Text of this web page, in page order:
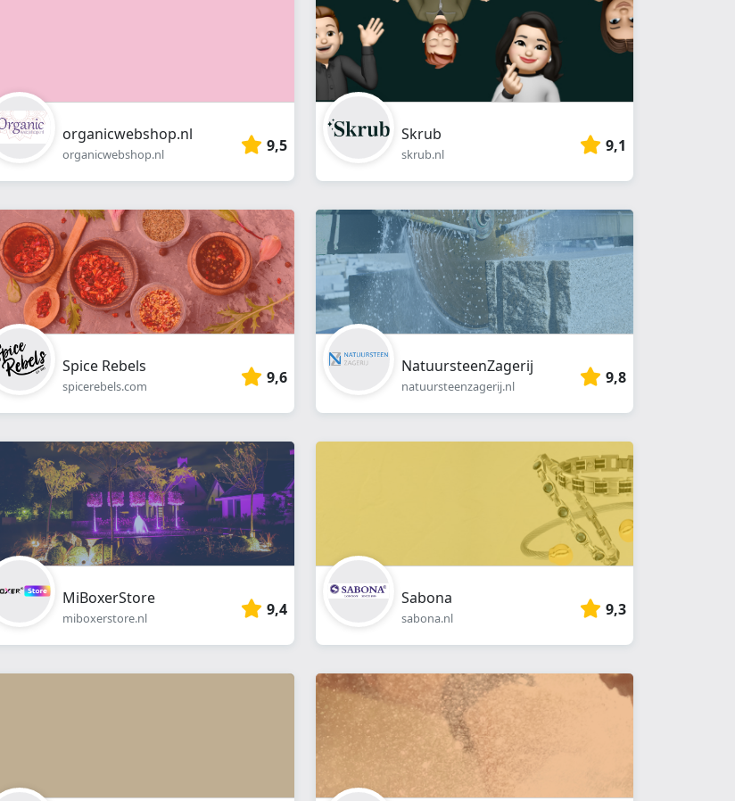
organicwebshop.nl
organicwebshop.nl 9,5
Skrub
skrub.nl 9,1
Spice Rebels
spicerebels.com 9,6
NatuursteenZagerij
natuursteenzagerij.nl 9,8
MiBoxerStore
miboxerstore.nl 9,4
Sabona
sabona.nl 9,3